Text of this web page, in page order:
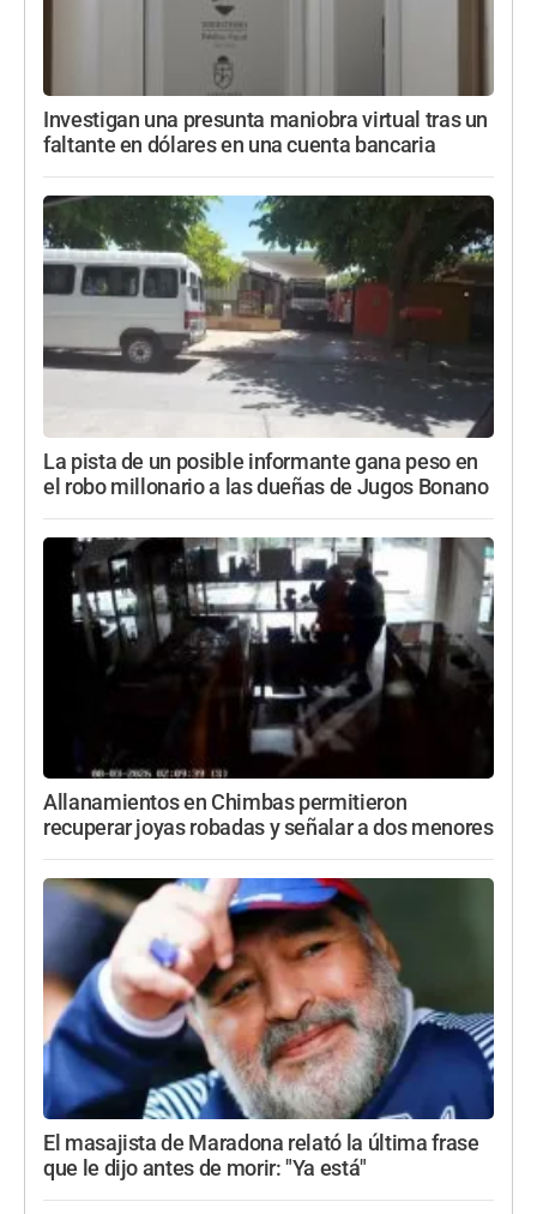
Investigan una presunta maniobra virtual tras un
faltante en dólares en una cuenta bancaria
La pista de un posible informante gana peso en
el robo millonario a las dueñas de Jugos Bonano
Allanamientos en Chimbas permitieron
recuperar joyas robadas y señalar a dos menores
El masajista de Maradona relató la última frase
que le dijo antes de morir: "Ya está"